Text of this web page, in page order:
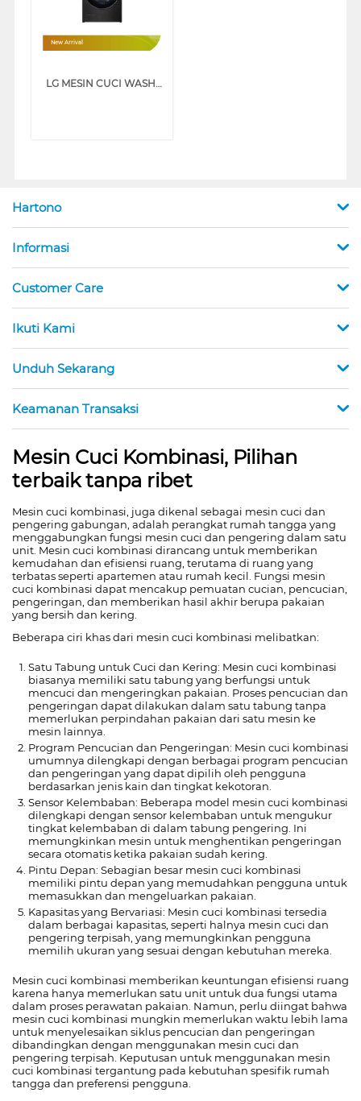
New Arrival
LG MESIN CUCI WASHER AND DRYERS 25 KG WASHTOWER WT2520NHBA
Hartono
Informasi
Customer Care
Ikuti Kami
Unduh Sekarang
Keamanan Transaksi
Mesin Cuci Kombinasi, Pilihan
terbaik tanpa ribet
Mesin cuci kombinasi, juga dikenal sebagai mesin cuci dan
pengering gabungan, adalah perangkat rumah tangga yang
menggabungkan fungsi mesin cuci dan pengering dalam satu
unit. Mesin cuci kombinasi dirancang untuk memberikan
kemudahan dan efisiensi ruang, terutama di ruang yang
terbatas seperti apartemen atau rumah kecil. Fungsi mesin
cuci kombinasi dapat mencakup pemuatan cucian, pencucian,
pengeringan, dan memberikan hasil akhir berupa pakaian
yang bersih dan kering.
Beberapa ciri khas dari mesin cuci kombinasi melibatkan:
Satu Tabung untuk Cuci dan Kering: Mesin cuci kombinasi
biasanya memiliki satu tabung yang berfungsi untuk
mencuci dan mengeringkan pakaian. Proses pencucian dan
pengeringan dapat dilakukan dalam satu tabung tanpa
memerlukan perpindahan pakaian dari satu mesin ke
mesin lainnya.
Program Pencucian dan Pengeringan: Mesin cuci kombinasi
umumnya dilengkapi dengan berbagai program pencucian
dan pengeringan yang dapat dipilih oleh pengguna
berdasarkan jenis kain dan tingkat kekotoran.
Sensor Kelembaban: Beberapa model mesin cuci kombinasi
dilengkapi dengan sensor kelembaban untuk mengukur
tingkat kelembaban di dalam tabung pengering. Ini
memungkinkan mesin untuk menghentikan pengeringan
secara otomatis ketika pakaian sudah kering.
Pintu Depan: Sebagian besar mesin cuci kombinasi
memiliki pintu depan yang memudahkan pengguna untuk
memasukkan dan mengeluarkan pakaian.
Kapasitas yang Bervariasi: Mesin cuci kombinasi tersedia
dalam berbagai kapasitas, seperti halnya mesin cuci dan
pengering terpisah, yang memungkinkan pengguna
memilih ukuran yang sesuai dengan kebutuhan mereka.
Mesin cuci kombinasi memberikan keuntungan efisiensi ruang
karena hanya memerlukan satu unit untuk dua fungsi utama
dalam proses perawatan pakaian. Namun, perlu diingat bahwa
mesin cuci kombinasi mungkin memerlukan waktu lebih lama
untuk menyelesaikan siklus pencucian dan pengeringan
dibandingkan dengan menggunakan mesin cuci dan
pengering terpisah. Keputusan untuk menggunakan mesin
cuci kombinasi tergantung pada kebutuhan spesifik rumah
tangga dan preferensi pengguna.